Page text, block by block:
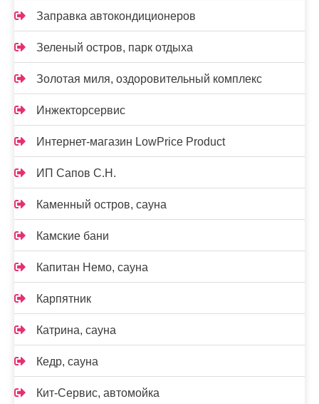
Заправка автокондиционеров
Зеленый остров, парк отдыха
Золотая миля, оздоровительный комплекс
Инжекторсервис
Интернет-магазин LowPrice Product
ИП Сапов С.Н.
Каменный остров, сауна
Камские бани
Капитан Немо, сауна
Карпятник
Катрина, сауна
Кедр, сауна
Кит-Сервис, автомойка